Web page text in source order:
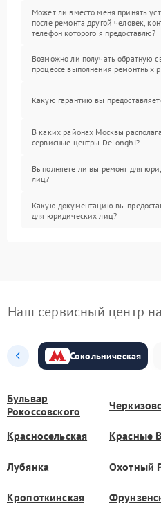
Может ли вместо меня принять
после ремонта другой человек,
телефон которого я предоставлю?
Возможно ли получать обратную
процессе выполнения ремонтных
Какую гарантию вы
В каких районах Москвы
сервисные центры DeLonghi?
Выполняете ли вы ремонт для
лиц?
Какую документацию вы
для юридических лиц?
Наш сервисный центр
Сокольническая
Бульвар
Рокоссовского
Красносельская
Красные
Лубянка Охотный
Кропоткинская